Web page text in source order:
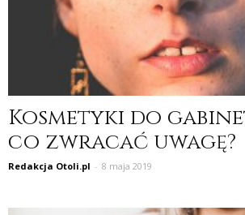
Kosmetyki do
co zwracać uwagę?
Redakcja Otoli.pl - 8 maja 2019